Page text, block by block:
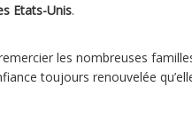
Etats-Unis.
les nombreuses
toujours renouvelée